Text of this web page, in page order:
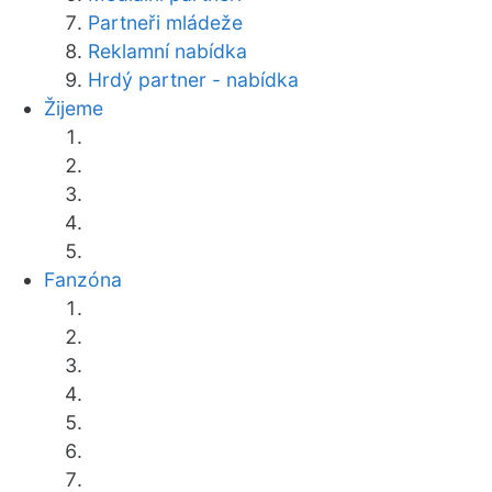
Partneři mládeže
Reklamní nabídka
Hrdý partner - nabídka
Žijeme
Fanzóna